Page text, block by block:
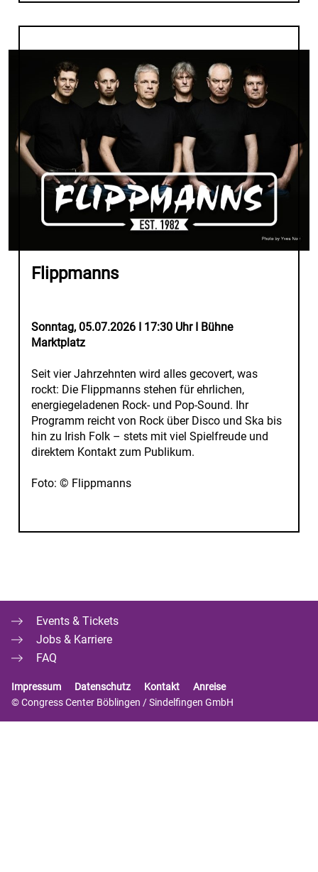
Flippmanns
Sonntag, 05.07.2026 I 17:30 Uhr I Bühne
Marktplatz
Seit vier Jahrzehnten wird alles gecovert, was
rockt: Die Flippmanns stehen für ehrlichen,
energiegeladenen Rock- und Pop-Sound. Ihr
Programm reicht von Rock über Disco und Ska bis
hin zu Irish Folk – stets mit viel Spielfreude und
direktem Kontakt zum Publikum.
Foto: © Flippmanns
Events & Tickets
Jobs & Karriere
FAQ
Impressum Datenschutz Kontakt
Anreise
© Congress Center Böblingen / Sindelfingen GmbH